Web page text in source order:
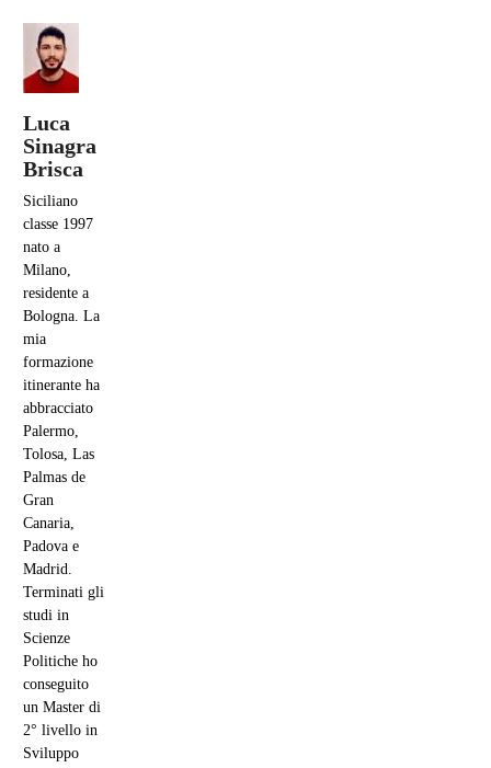
Luca
Sinagra
Brisca
Siciliano
classe 1997
nato a
Milano,
residente a
Bologna. La
mia
formazione
itinerante ha
abbracciato
Palermo,
Tolosa, Las
Palmas de
Gran
Canaria,
Padova e
Madrid.
Terminati gli
studi in
Scienze
Politiche ho
conseguito
un Master di
2° livello in
Sviluppo